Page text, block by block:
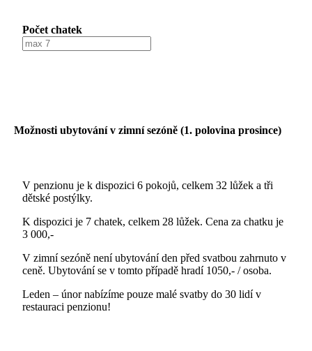
Počet chatek
Možnosti ubytování v zimní sezóně (1. polovina prosince)
V penzionu je k dispozici 6 pokojů, celkem 32 lůžek a tři
dětské postýlky.
K dispozici je 7 chatek, celkem 28 lůžek. Cena za chatku je
3 000,-
V zimní sezóně není ubytování den před svatbou zahrnuto v
ceně. Ubytování se v tomto případě hradí 1050,- / osoba.
Leden – únor nabízíme pouze malé svatby do 30 lidí v
restauraci penzionu!